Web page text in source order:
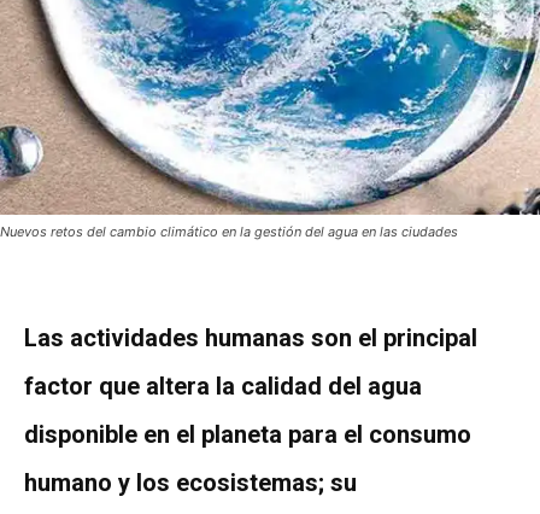
Nuevos retos del cambio climático en la gestión del agua en las ciudades
Las actividades humanas son el principal
factor que altera la calidad del agua
disponible en el planeta para el consumo
humano y los ecosistemas; su